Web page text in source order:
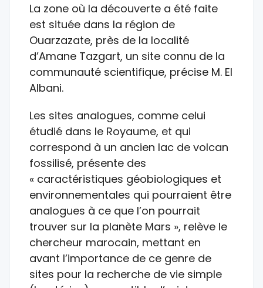
La zone où la découverte a été faite
est située dans la région de
Ouarzazate, près de la localité
d’Amane Tazgart, un site connu de la
communauté scientifique, précise M. El
Albani.
Les sites analogues, comme celui
étudié dans le Royaume, et qui
correspond à un ancien lac de volcan
fossilisé, présente des
« caractéristiques géobiologiques et
environnementales qui pourraient être
analogues à ce que l’on pourrait
trouver sur la planète Mars », relève le
chercheur marocain, mettant en
avant l’importance de ce genre de
sites pour la recherche de vie simple